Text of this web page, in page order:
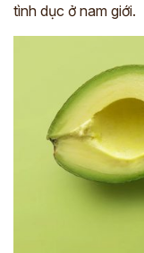
tình dục ở nam giới.